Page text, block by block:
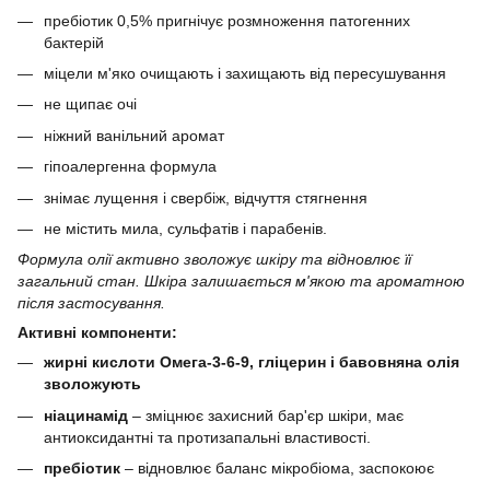
пребіотик 0,5% пригнічує розмноження патогенних
бактерій
міцели м'яко очищають і захищають від пересушування
не щипає очі
ніжний ванільний аромат
гіпоалергенна формула
знімає лущення і свербіж, відчуття стягнення
не містить мила, сульфатів і парабенів.
Формула олії активно зволожує шкіру та відновлює її
загальний стан. Шкіра залишається м'якою та ароматною
після застосування.
Активні компоненти:
жирні кислоти Омега-3-6-9, гліцерин і бавовняна олія
зволожують
ніацинамід – зміцнює захисний бар'єр шкіри, має
антиоксидантні та протизапальні властивості.
пребіотик – відновлює баланс мікробіома, заспокоює